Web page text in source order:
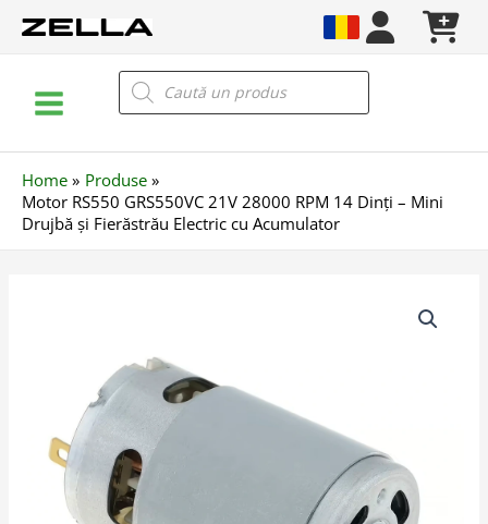
Menu
Products
search
Home
Produse
Motor RS550 GRS550VC 21V 28000 RPM 14 Dinți – Mini
Drujbă și Fierăstrău Electric cu Acumulator
RPM